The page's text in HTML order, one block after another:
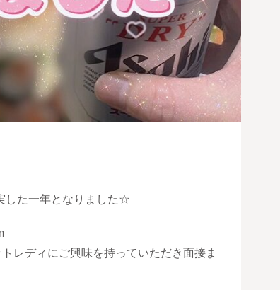
した一年となりました☆
レディにご興味を持っていただき面接ま